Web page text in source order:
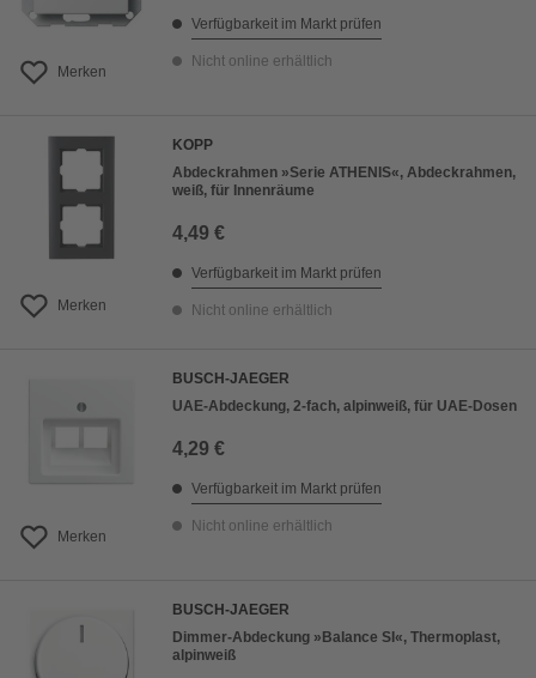
Merken
Verfügbarkeit im Markt prüfen
Nicht online erhältlich
Merken
KOPP
Abdeckrahmen »Serie ATHENIS«, Abdeckrahmen,
weiß, für Innenräume
4,49 €
Verfügbarkeit im Markt prüfen
Nicht online erhältlich
Merken
BUSCH-JAEGER
UAE-Abdeckung, 2-fach, alpinweiß, für UAE-Dosen
4,29 €
Verfügbarkeit im Markt prüfen
Nicht online erhältlich
BUSCH-JAEGER
Dimmer-Abdeckung »Balance SI«, Thermoplast,
alpinweiß